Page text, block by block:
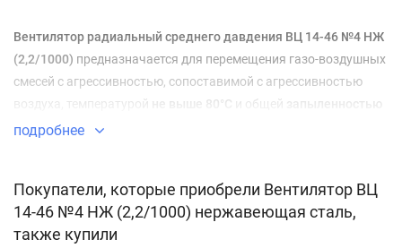
Вентилятор радиальный среднего давдения ВЦ 14-46 №4 НЖ
(2,2/1000) предназначается для перемещения газо-воздушных
смесей с агрессивностью, сопоставимой с агрессивностью
воздуха, температурой не выше 80°C и общей
запыленностью
менее 0,1 г/м3. Вентилятор может изготавливаться во
категорий IIА и IIВ.
Вентилятор ВЦ 14-46 №4 НЖ (2,2/1000)
подробнее
Покупатели, которые приобрели Вентилятор ВЦ
14-46 №4 НЖ (2,2/1000) нержавеющая сталь,
также купили